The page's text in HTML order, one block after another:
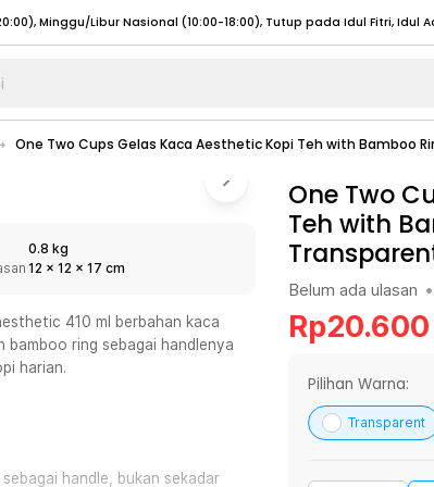
- 20:00), Sabtu - Minggu (08:00 - 20:00), Tutup pada Idul Fitri
Sabtu - Minggu/ Libur Nasional (08:00 - 17:00) Selengkapnya
Sabtu - Minggu/ Libur Nasional (08:00 - 17:00) Selengkapnya
Minggu/Libur Nasional (12:00-20:00), Tutup pada Idul Fitri
Minggu/Libur Nasional (12:00-20:00), Tutup pada Idul Fitri
- 20:00), Sabtu - Minggu (08:00 - 20:00), Tutup pada Idul Fitri
Sabtu - Minggu/ Libur Nasional (08:00 - 17:00) Selengkapnya
Sabtu - Minggu/ Libur Nasional (08:00 - 17:00)
One Two Cups Gelas Kaca Aesthetic Kopi Teh with Bamboo
0.8 kg
12 x 12 x 17 cm
410 ml berbahan kaca
bamboo ring sebagai handlenya
harian.
handle, bukan sekadar
One Two
Teh with
Belum ada ulasan •
Rp20.600
Pilihan Warna:
Transparent